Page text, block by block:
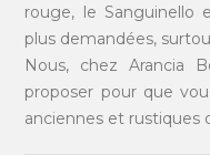
rouge, le Sanguinello
plus demandées,
Nous, chez Arancia
proposer pour que
anciennes et rustiques